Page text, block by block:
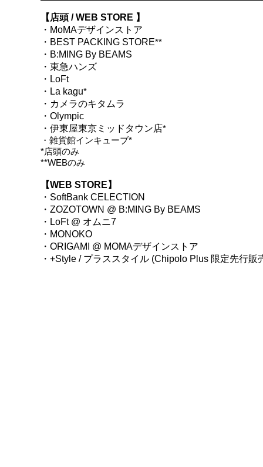
【店頭 / WEB STORE 】
・ MoMAデザインストア
・ BEST PACKING STORE**
・ B:MING By BEAMS
・ 東急ハンズ
・ LoFt
・ La kagu*
・カメラのキタムラ
・ Olympic
・伊東屋東京ミッドタウン店*
・ 雑貨館インキューブ*
*店頭のみ
**WEBのみ
【WEB STORE】
・ SoftBank CELECTION
・ ZOZOTOWN @ B:MING By BEAMS
・ LoFt @ オムニ7
・ MONOKO
・ ORIGAMI @ MOMAデザインストア
・ +Style / プラススタイル (Chipolo Plus 限定先行販